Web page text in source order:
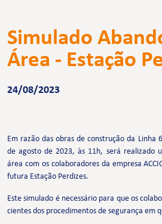
Simulado
Área - Estação
24/08/2023
Em razão das obras de construção da Linha
de agosto de 2023, às 11h, será realizado
área com os colaboradores da empresa
futura Estação Perdizes.
Este simulado é necessário para que os
cientes dos procedimentos de segurança em